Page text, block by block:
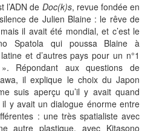
l’ADN de Doc(k)s, revue fondée en
de Julien Blaine : le rêve de
il avait été mondial, et c’est le
Spatola qui poussa Blaine à
et d’autres pays pour un n°1
Répondant aux questions de
il explique le choix du Japon
suis aperçu qu’il y avait quand
y avait un dialogue énorme entre
: une très spatialiste avec
autre plastique, avec Kitasono